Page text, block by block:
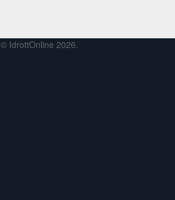
© IdrottOnline 2026.